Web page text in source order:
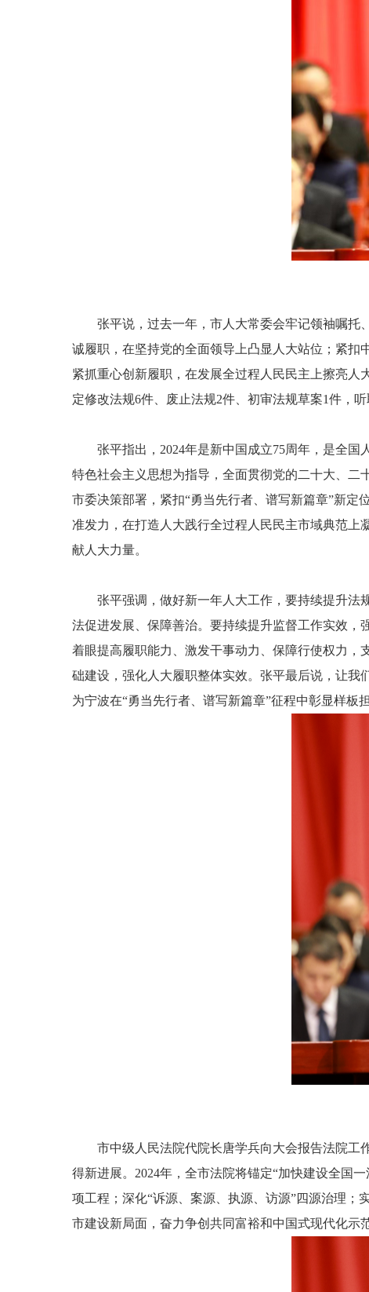
张平说，过去一年，市人大常委会牢记领袖嘱托
诚履职，在坚持党的全面领导上凸显人大站位；紧扣
紧抓重心创新履职，在发展全过程人民民主上擦亮人
定修改法规6件、废止法规2件、初审法规草案1件，
张平指出，2024年是新中国成立75周年，是全
特色社会主义思想为指导，全面贯彻党的二十大、
市委决策部署，紧扣“勇当先行者、谱写新篇章”新定
准发力，在打造人大践行全过程人民民主市域典范
献人大力量。
张平强调，做好新一年人大工作，要持续提升法
法促进发展、保障善治。要持续提升监督工作实效，
着眼提高履职能力、激发干事动力、保障行使权力
础建设，强化人大履职整体实效。张平最后说，让我
为宁波在“勇当先行者、谱写新篇章”征程中彰显样板
市中级人民法院代院长唐学兵向大会报告法院工
得新进展。2024年，全市法院将锚定“加快建设全国
项工程；深化“诉源、案源、执源、访源”四源治理；
市建设新局面，奋力争创共同富裕和中国式现代化示